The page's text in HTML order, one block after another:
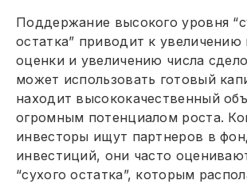
Поддержание высокого уровня
остатка” приводит к увеличению
оценки и увеличению числа
может использовать готовый
находит высококачественный
огромным потенциалом роста.
инвесторы ищут партнеров в
инвестиций, они часто
“сухого остатка”, которым